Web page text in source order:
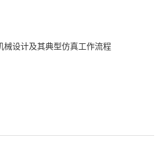
械设计及其典型仿真工作流程